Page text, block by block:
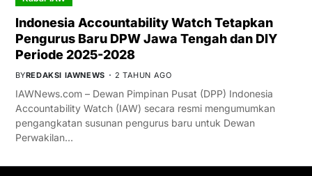
Indonesia Accountability Watch Tetapkan
Pengurus Baru DPW Jawa Tengah dan DIY
Periode 2025-2028
BYREDAKSI IAWNEWS 2 TAHUN AGO
IAWNews.com – Dewan Pimpinan Pusat (DPP) Indonesia
Accountability Watch (IAW) secara resmi mengumumkan
pengangkatan susunan pengurus baru untuk Dewan
Perwakilan…